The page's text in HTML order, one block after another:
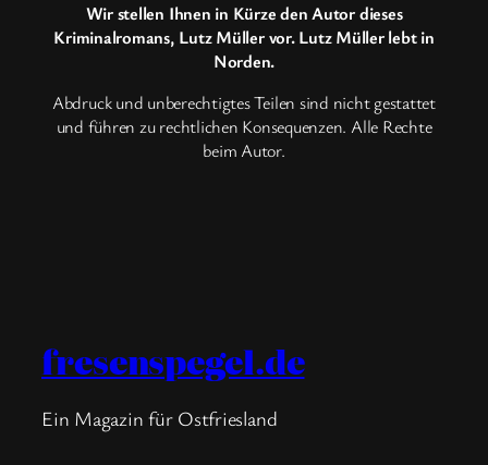
Wir stellen Ihnen in Kürze den Autor dieses
Kriminalromans, Lutz Müller vor. Lutz Müller lebt in
Norden.
Abdruck und unberechtigtes Teilen sind nicht gestattet
und führen zu rechtlichen Konsequenzen. Alle Rechte
beim Autor.
fresenspegel.de
Ein Magazin für Ostfriesland